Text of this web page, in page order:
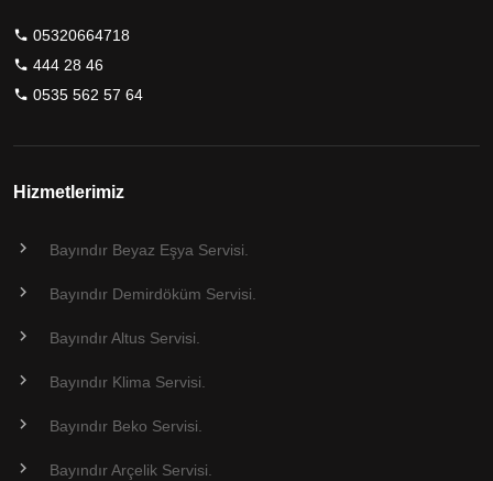
05320664718
444 28 46
0535 562 57 64
Hizmetlerimiz
Bayındır Beyaz Eşya Servisi.
Bayındır Demirdöküm Servisi.
Bayındır Altus Servisi.
Bayındır Klima Servisi.
Bayındır Beko Servisi.
Bayındır Arçelik Servisi.